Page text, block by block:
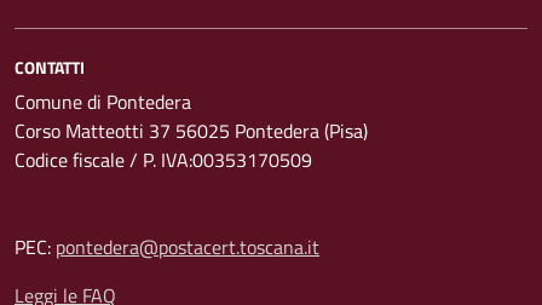
CONTATTI
Comune di Pontedera
Corso Matteotti 37 56025 Pontedera (Pisa)
Codice fiscale / P. IVA:00353170509
PEC: pontedera@postacert.toscana.it
Leggi le FAQ